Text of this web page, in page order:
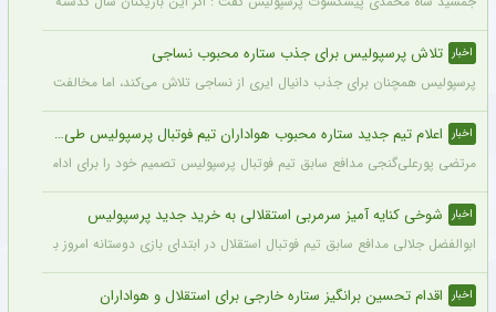
اخبار تلاش پرسپولیس برای جذب ستاره محبوب نساجی
پرسپولیس همچنان برای جذب دانیال ایری از نساجی تلاش می‌کند، اما مخالفت
اخبار اعلام تیم جدید ستاره محبوب هواداران تیم فوتبال پرسپولیس طی ۴۸ ساعت آینده
مرتضی پورعلی‌گنجی مدافع سابق تیم فوتبال پرسپولیس تصمیم خود را برای ادامه
اخبار شوخی کنایه آمیز سرمربی استقلالی به خرید جدید پرسپولیس
ابوالفضل جلالی مدافع سابق تیم فوتبال استقلال در ابتدای بازی دوستانه امروز با
اخبار اقدام تحسین برانگیز ستاره خارجی برای استقلال و هواداران